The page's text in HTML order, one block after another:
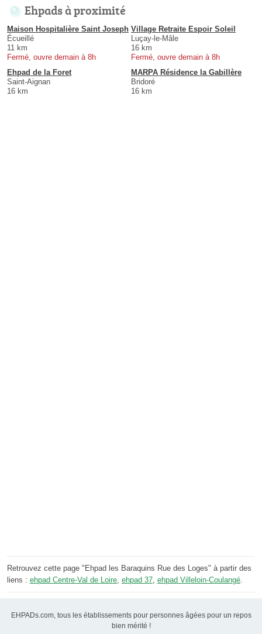
Ehpads à proximité
Maison Hospitalière Saint Joseph
Écueillé
11 km
Fermé, ouvre demain à 8h
Village Retraite Espoir Soleil
Luçay-le-Mâle
16 km
Fermé, ouvre demain à 8h
Ehpad de la Foret
Saint-Aignan
16 km
MARPA Résidence la Gabillère
Bridoré
16 km
Retrouvez cette page "Ehpad les Baraquins Rue des Loges" à partir des
liens : ehpad Centre-Val de Loire ehpad 37 ehpad Villeloin-Coulangé
EHPADs.com, tous les établissements pour personnes âgées pour un repos
bien mérité !